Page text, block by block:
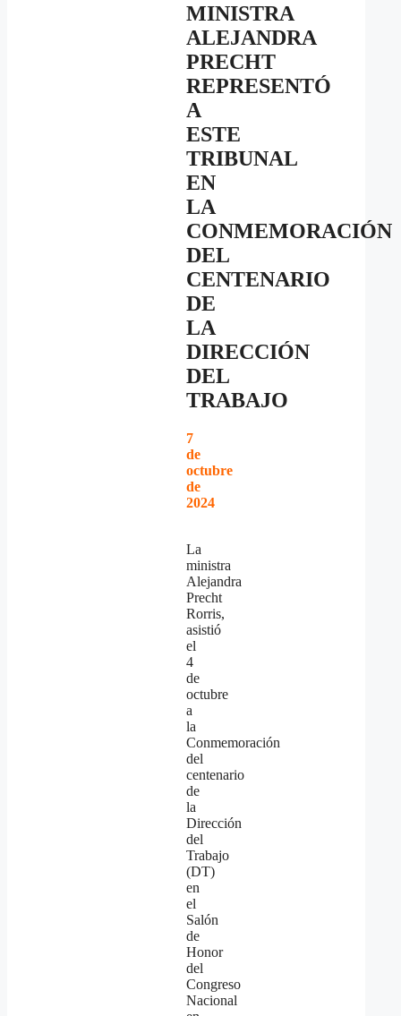
MINISTRA
ALEJANDRA
PRECHT
REPRESENTÓ
A
ESTE
TRIBUNAL
EN
LA
CONMEMORACIÓN
DEL
CENTENARIO
DE
LA
DIRECCIÓN
DEL
TRABAJO
7
de
octubre
de
2024
La
ministra
Alejandra
Precht
Rorris,
asistió
el
4
de
octubre
a
la
Conmemoración
del
centenario
de
la
Dirección
del
Trabajo
(DT)
en
el
Salón
de
Honor
del
Congreso
Nacional